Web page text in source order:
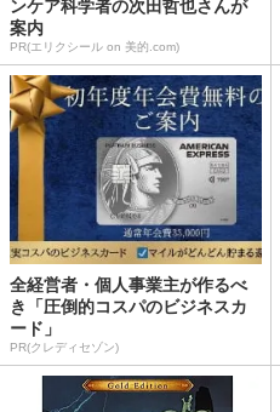
ンケア科学者の次田哲也さんが
案内
PR(エリクシール on 美的.com)
全経営者・個人事業主が作るべ
き「圧倒的コスパのビジネスカ
ード」
PR(クレディセゾン)